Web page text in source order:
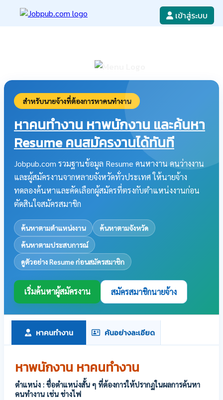
เข้าสู่ระบบ
สำหรับนายจ้างที่ต้องการหาคนทำงาน
หาคนทำงาน หาพนักงาน และค้นหา
Resume คนสมัครงานได้ทันที
Jobpub.com รวมฐานข้อมูล Resume คนหางาน คนว่างงาน
และผู้สมัครงานจากหลายจังหวัดทั่วประเทศ ให้นายจ้าง
ทดลองค้นหาและคัดเลือกผู้สมัครที่ตรงกับตำแหน่งงานก่อน
ตัดสินใจสมัครสมาชิก
ค้นหาตามตำแหน่งงาน
ค้นหาตามจังหวัด
ค้นหาตามประสบการณ์
ดูตัวอย่าง Resume ก่อนสมัครสมาชิก
เริ่มค้นหาผู้สมัครงาน สมัครสมาชิกนายจ้าง
หาคนทำงาน ค้นอย่างละเอียด
หาพนักงาน หาคนทำงาน
ตำแหน่ง : ชื่อตำแหน่งสั้น ๆ ที่ต้องการให้ปรากฏในผลการค้นหา
คนทำงาน เช่น ช่างไฟ